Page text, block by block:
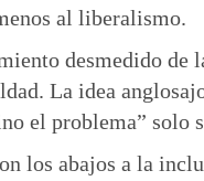
al liberalismo.
desmedido de
La idea
el problema” solo
los abajos a la